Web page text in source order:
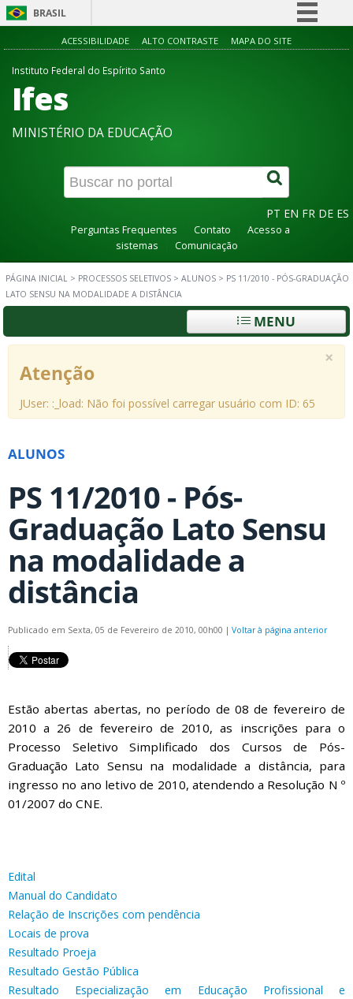
BRASIL
Simplifique!
Canais
ACESSIBILIDADE ALTO CONTRASTE MAPA DO SITE
Instituto Federal do Espírito Santo
Ifes
MINISTÉRIO DA EDUCAÇÃO
PT EN FR DE ES
Perguntas Frequentes Contato
Acesso a
sistemas
Comunicação
PÁGINA INICIAL > PROCESSOS SELETIVOS > ALUNOS > PS 11/2010 - PÓS-GRADUAÇÃO
LATO SENSU NA MODALIDADE A DISTÂNCIA
MENU
×
Atenção
JUser: :_load: Não foi possível carregar usuário com ID: 65
ALUNOS
PS 11/2010 - Pós-
Graduação Lato Sensu
na modalidade a
distância
Publicado em Sexta, 05 de Fevereiro de 2010, 00h00 | Voltar à página anterior
Estão abertas abertas, no período de 08 de fevereiro de
2010 a 26 de fevereiro de 2010, as inscrições para o
Processo Seletivo Simplificado dos Cursos de Pós-
Graduação Lato Sensu na modalidade a distância, para
ingresso no ano letivo de 2010, atendendo a Resolução N º
01/2007 do CNE.
Edital
Manual do Candidato
Relação de Inscrições com pendência
Locais de prova
Resultado Proeja
Resultado Gestão Pública
Resultado Especialização em Educação Profissional e